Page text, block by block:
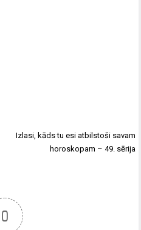
Izlasi, kāds tu esi atbilstoši savam
horoskopam – 49. sērija
0